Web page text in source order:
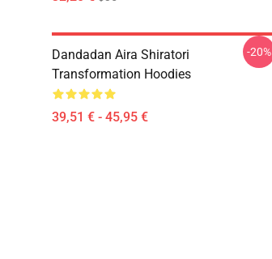
Dandadan Aira Shiratori
Transformation Hoodies
39,51 € - 45,95 €
-20%